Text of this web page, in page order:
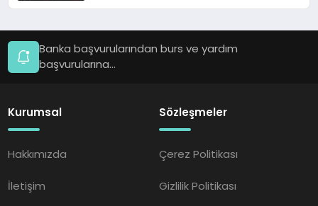
Banka başvurularından burs ve yardım
başvurularına...
Kurumsal
Hakkımızda
İletişim
Sözleşmeler
Çerez Politikası
Gizlilik Politikası